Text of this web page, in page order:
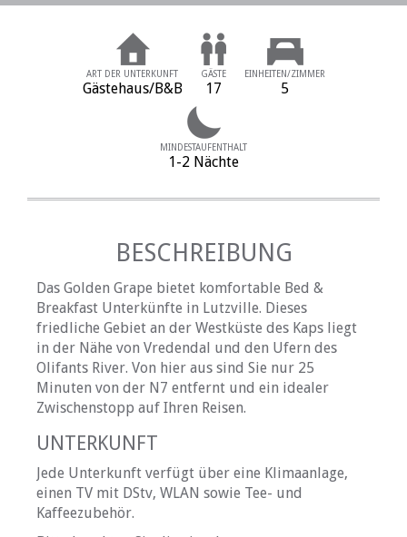
ART DER UNTERKUNFT
Gästehaus/B&B
GÄSTE
17
EINHEITEN/ZIMMER
5
MINDESTAUFENTHALT
1-2 Nächte
BESCHREIBUNG
Das Golden Grape bietet komfortable Bed &
Breakfast Unterkünfte in Lutzville. Dieses
friedliche Gebiet an der Westküste des Kaps liegt
in der Nähe von Vredendal und den Ufern des
Olifants River. Von hier aus sind Sie nur 25
Minuten von der N7 entfernt und ein idealer
Zwischenstopp auf Ihren Reisen.
UNTERKUNFT
Jede Unterkunft verfügt über eine Klimaanlage,
einen TV mit DStv, WLAN sowie Tee- und
Kaffeezubehör.